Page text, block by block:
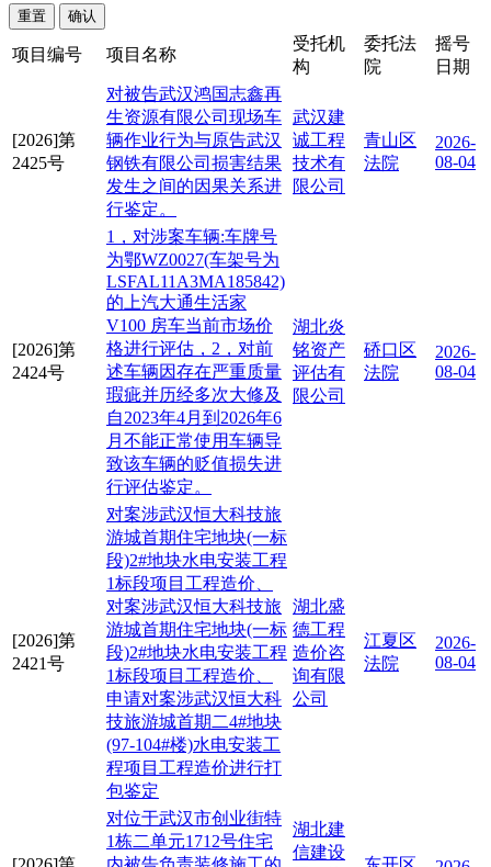
项目编号 项目名称
受托机
构
委托法
院
摇号
日期
[2026]第
2425号
对被告武汉鸿国志鑫再
生资源有限公司现场车
辆作业行为与原告武汉
钢铁有限公司损害结果
发生之间的因果关系进
行鉴定。
武汉建
诚工程
技术有
限公司
青山区
法院
2026-
08-04
[2026]第
2424号
1，对涉案车辆:车牌号
为鄂WZ0027(车架号为
LSFAL11A3MA185842)
的上汽大通生活家
V100 房车当前市场价
格进行评估，2，对前
述车辆因存在严重质量
瑕疵并历经多次大修及
自2023年4月到2026年6
月不能正常使用车辆导
致该车辆的贬值损失进
行评估鉴定。
湖北炎
铭资产
评估有
限公司
硚口区
法院
2026-
08-04
[2026]第
2421号
对案涉武汉恒大科技旅
游城首期住宅地块(一标
段)2#地块水电安装工程
1标段项目工程造价、
对案涉武汉恒大科技旅
游城首期住宅地块(一标
段)2#地块水电安装工程
1标段项目工程造价、
申请对案涉武汉恒大科
技旅游城首期二4#地块
(97-104#楼)水电安装工
程项目工程造价进行打
包鉴定
湖北盛
德工程
造价咨
询有限
公司
江夏区
法院
2026-
08-04
对位于武汉市创业街特
1栋二单元1712号住宅
湖北建
信建设